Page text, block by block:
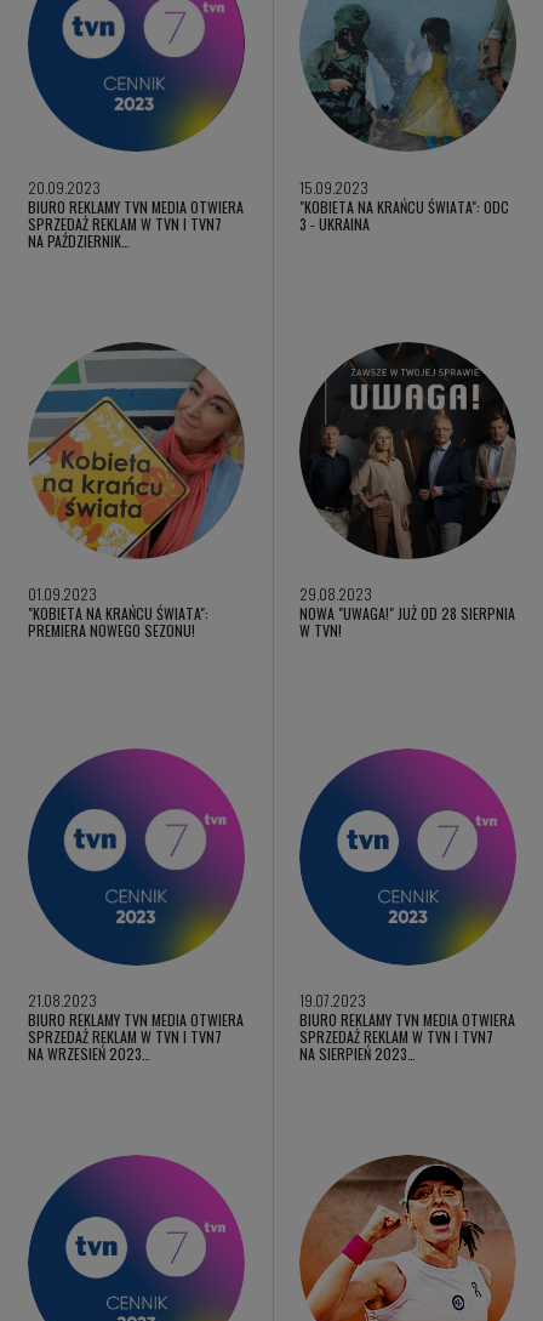
20.09.2023
BIURO REKLAMY TVN MEDIA OTWIERA
SPRZEDAŻ REKLAM W TVN I TVN7
NA PAŹDZIERNIK…
15.09.2023
"KOBIETA NA KRAŃCU ŚWIATA": ODC
3 - UKRAINA
01.09.2023
"KOBIETA NA KRAŃCU ŚWIATA":
PREMIERA NOWEGO SEZONU!
29.08.2023
NOWA "UWAGA!" JUŻ OD 28 SIERPNIA
W TVN!
21.08.2023
BIURO REKLAMY TVN MEDIA OTWIERA
SPRZEDAŻ REKLAM W TVN I TVN7
NA WRZESIEŃ 2023…
19.07.2023
BIURO REKLAMY TVN MEDIA OTWIERA
SPRZEDAŻ REKLAM W TVN I TVN7
NA SIERPIEŃ 2023…